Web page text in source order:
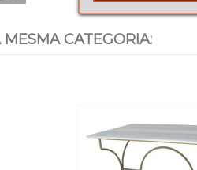
CATEGORIA: